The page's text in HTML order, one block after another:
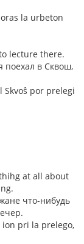
la urbeton
lecture there.
поехал в Сквош,
Skvoŝ por prelegi
at all about
что-нибудь
pri la prelego,